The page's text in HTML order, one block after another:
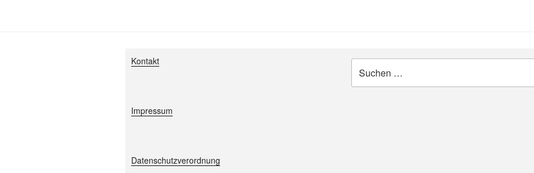
Kontakt
Impressum
Datenschutzverordnung
nach: